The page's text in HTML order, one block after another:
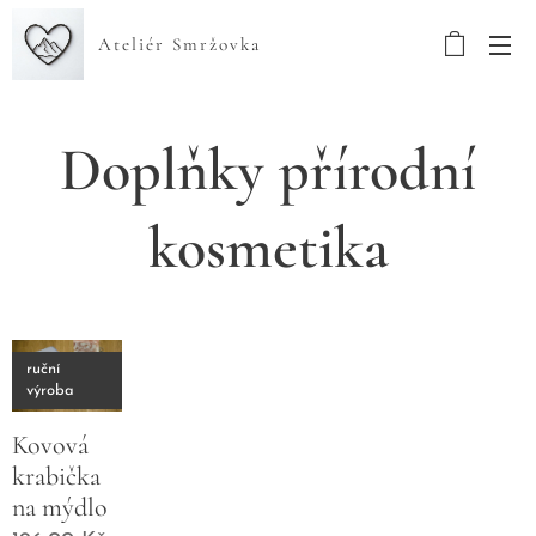
Ateliér Smržovka
Doplňky přírodní
kosmetika
Kovová
krabička
na mýdlo
ruční
výroba